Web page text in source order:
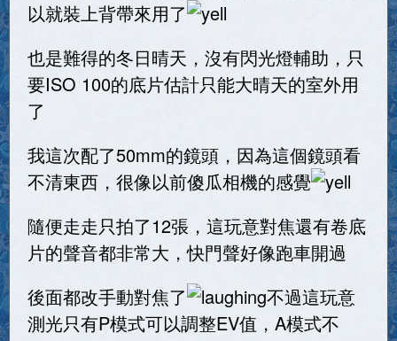
以就裝上背帶來用了
也是難得的冬日晴天，沒有閃光燈輔助，只
要ISO 100的底片估計只能大晴天的室外用
了
我這次配了50mm的鏡頭，因為這個鏡頭看
不清東西，很像以前傻瓜相機的感覺
隨便走走只拍了12張，這玩意對焦還有卷底
片的聲音都非常大，快門聲好像跑車開過
後面都改手動對焦了
不過這玩意
測光只有P模式可以調整EV值，A模式不